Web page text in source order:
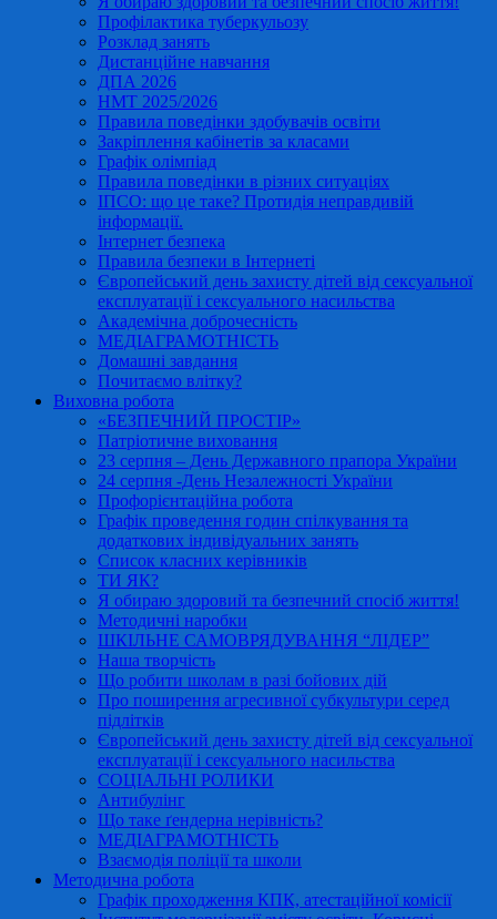
Профілактика туберкульозу
Розклад занять
Дистанційне навчання
ДПА 2026
НМТ 2025/2026
Правила поведінки здобувачів освіти
Закріплення кабінетів за класами
Графік олімпіад
Правила поведінки в різних ситуаціях
ІПСО: що це таке? Протидія неправдивій
інформації.
Інтернет безпека
Правила безпеки в Інтернеті
Європейський день захисту дітей від сексуальної
експлуатації і сексуального насильства
Академічна доброчесність
МЕДІАГРАМОТНІСТЬ
Домашні завдання
Почитаємо влітку?
Виховна робота
«БЕЗПЕЧНИЙ ПРОСТІР»
Патріотичне виховання
23 серпня – День Державного прапора України
24 серпня -День Незалежності України
Профорієнтаційна робота
Графік проведення годин спілкування та
додаткових індивідуальних занять
Список класних керівників
ТИ ЯК?
Я обираю здоровий та безпечний спосіб життя!
Методичні наробки
ШКІЛЬНЕ САМОВРЯДУВАННЯ “ЛІДЕР”
Наша творчість
Що робити школам в разі бойових дій
Про поширення агресивної субкультури серед
підлітків
Європейський день захисту дітей від сексуальної
експлуатації і сексуального насильства
СОЦІАЛЬНІ РОЛИКИ
Антибулінг
Що таке ґендерна нерівність?
МЕДІАГРАМОТНІСТЬ
Взаємодія поліції та школи
Методична робота
Графік проходження КПК, атестаційної комісії